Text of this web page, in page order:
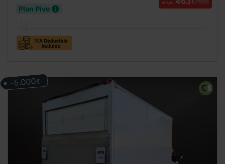
Plan Pive
desde
-5.000€